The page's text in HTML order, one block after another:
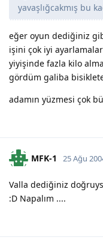
yavaşlığcakmış bu
eğer oyun dediğiniz
işini çok iyi
yiyişinde fazla kilo
gördüm galiba
adamın yüzmesi çok
MFK-1 25 Ağu
Valla dediğiniz
:D Napalım ....